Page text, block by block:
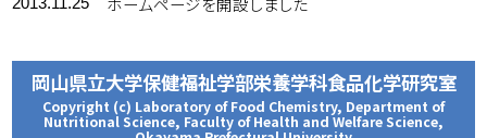
岡山県立大学保健福祉学部栄養学科食品化学研究室
Copyright (c) Laboratory of Food Chemistry, Department of
Nutritional Science, Faculty of Health and Welfare Science,